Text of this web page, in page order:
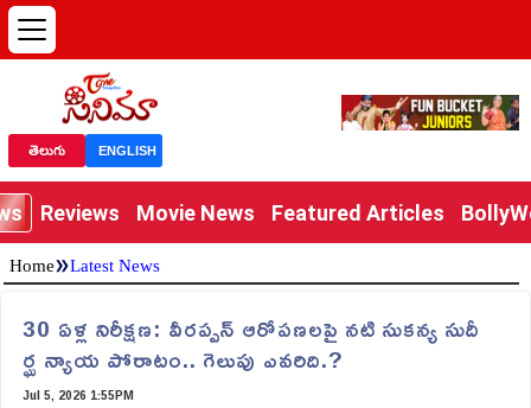
తెలుగు ENGLISH
Reviews Movie News Featured Articles
Home»Latest News
30 ఏళ్ల నిరీక్షణ: వీరప్పన్ ఆరోపణలపై నటి సుకన్య సుదీ
ర్ఘ న్యాయ పోరాటం.. గెలుపు ఎవరిది.?
Jul 5, 2026 1:55PM